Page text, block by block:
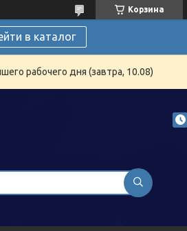
Корзина
в каталог
рабочего дня (завтра, 10.08)